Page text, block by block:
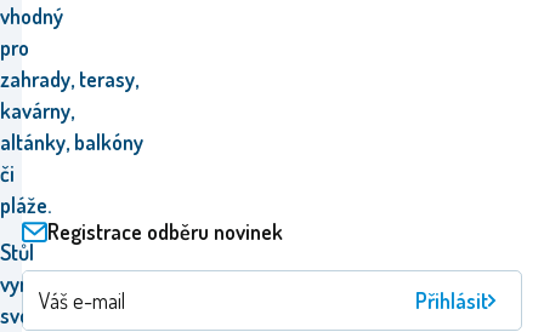
vhodný
pro
zahrady, terasy,
kavárny,
altánky, balkóny
či
pláže.
Stůl
vyniká
svou
Registrace odběru novinek
Přihlásit